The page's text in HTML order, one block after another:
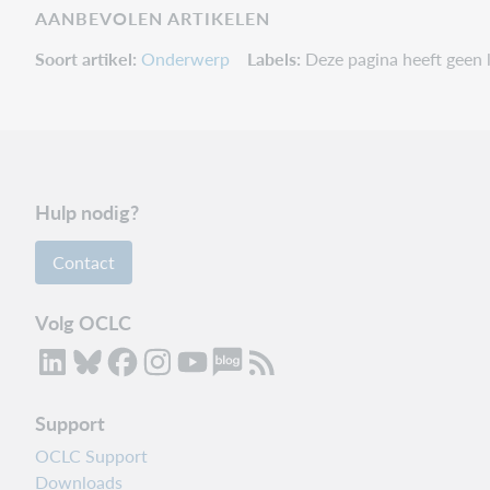
AANBEVOLEN ARTIKELEN
Soort artikel Onderwerp Labels Deze pagina heeft geen
Hulp nodig?
Contact
Volg OCLC
Support
OCLC Support
Downloads